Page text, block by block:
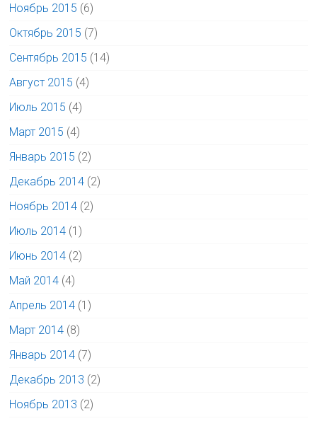
Ноябрь 2015 (6)
Октябрь 2015 (7)
Сентябрь 2015 (14)
Август 2015 (4)
Июль 2015 (4)
Март 2015 (4)
Январь 2015 (2)
Декабрь 2014 (2)
Ноябрь 2014 (2)
Июль 2014 (1)
Июнь 2014 (2)
Май 2014 (4)
Апрель 2014 (1)
Март 2014 (8)
Январь 2014 (7)
Декабрь 2013 (2)
Ноябрь 2013 (2)